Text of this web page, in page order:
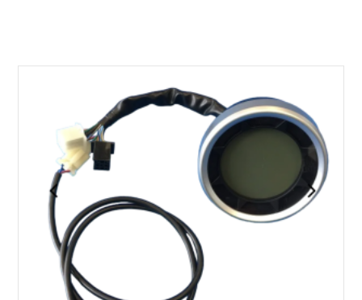
AGGIUNGI AL CARRELLO